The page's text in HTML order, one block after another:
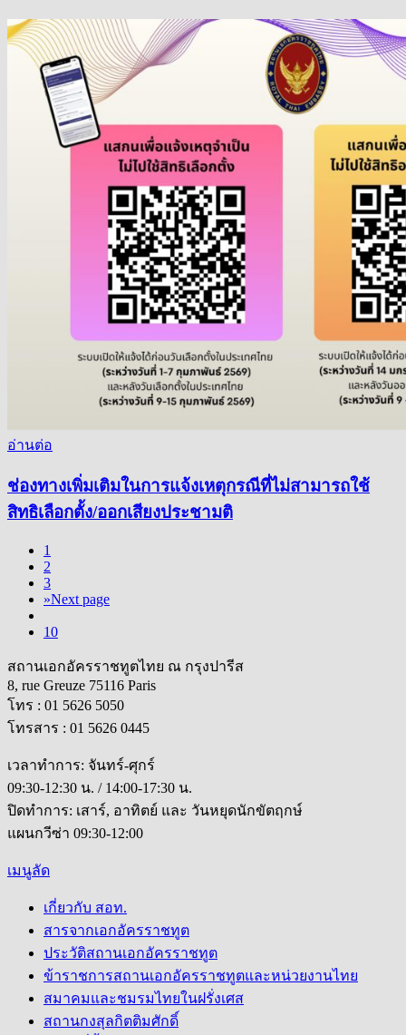
อ่านต่อ
ช่องทางเพิ่มเติมในการแจ้งเหตุกรณีที่ไม่สามารถใช้
สิทธิเลือกตั้ง/ออกเสียงประชามติ
1
2
3
»Next page
10
สถานเอกอัครราชทูตไทย ณ กรุงปารีส
8, rue Greuze 75116 Paris
โทร : 01 5626 5050
โทรสาร : 01 5626 0445
เวลาทำการ: จันทร์-ศุกร์
09:30-12:30 น. / 14:00-17:30 น.
ปิดทำการ: เสาร์, อาทิตย์ และ วันหยุดนักขัตฤกษ์
แผนกวีซ่า 09:30-12:00
เมนูลัด
เกี่ยวกับ สอท.
สารจากเอกอัครราชทูต
ประวัติสถานเอกอัครราชทูต
ข้าราชการสถานเอกอัครราชทูตและหน่วยงานไทย
สมาคมและชมรมไทยในฝรั่งเศส
สถานกงสุลกิตติมศักดิ์